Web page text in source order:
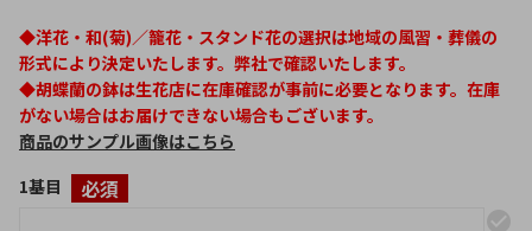
◆洋花・和(菊)／籠花・スタンド花の選択は地域の風習・葬儀の
形式により決定いたします。弊社で確認いたします。
◆胡蝶蘭の鉢は生花店に在庫確認が事前に必要となります。在庫
がない場合はお届けできない場合もございます。
商品のサンプル画像はこちら
1基目
必須